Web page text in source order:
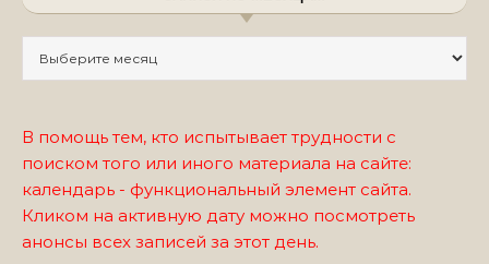
В помощь тем, кто испытывает трудности с
поиском того или иного материала на сайте:
календарь - функциональный элемент сайта.
Кликом на активную дату можно посмотреть
анонсы всех записей за этот день.